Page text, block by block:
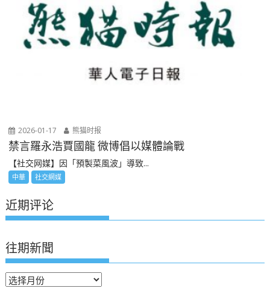
2026-01-17 熊猫时报
禁言羅永浩賈國龍 微博倡以媒體論戰
【社交网媒】因「預製菜風波」導致...
中華 社交網媒
近期评论
往期新聞
往